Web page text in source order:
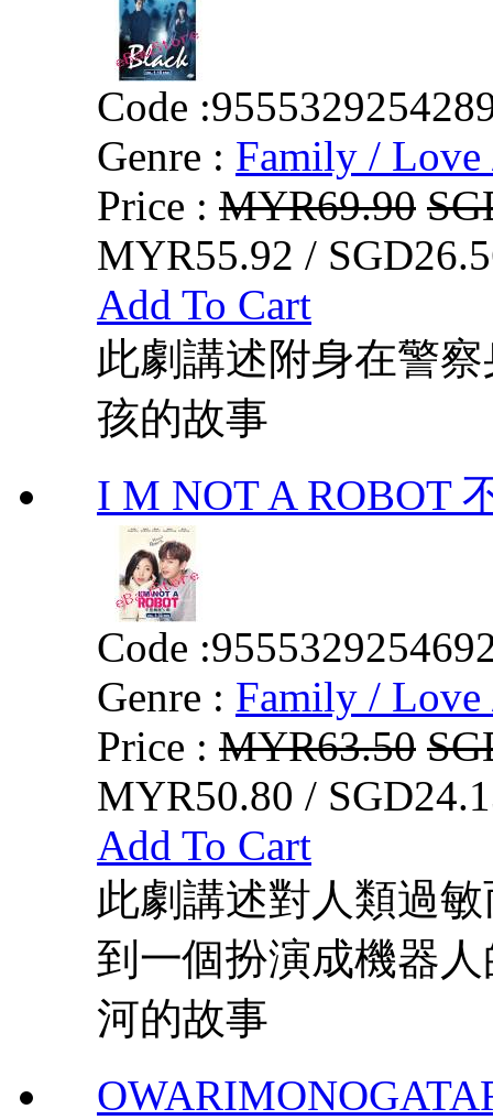
Code :
Genre : Family / Love
Price : MYR69.90
MYR55.92 /
Add To Cart
此劇講述附身在警
孩的故事
I M NOT A ROBOT
Code :
Genre : Family / Love
Price : MYR63.50
MYR50.80 /
Add To Cart
此劇講述對人類過
到一個扮演成機器
河的故事